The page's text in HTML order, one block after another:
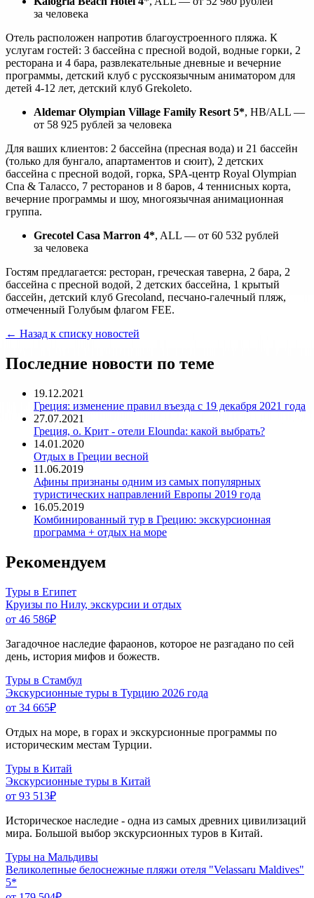
за человека
Отель расположен напротив благоустроенного пляжа. К
услугам гостей: 3 бассейна с пресной водой, водные горки, 2
ресторана и 4 бара, развлекательные дневные и вечерние
программы, детский клуб с русскоязычным аниматором для
детей 4-12 лет, детский клуб Grekoleto.
Aldemar Olympian Village Family Resort 5*, HB/ALL ―
от 58 925 рублей за человека
Для ваших клиентов: 2 бассейна (пресная вода) и 21 бассейн
(только для бунгало, апартаментов и сюит), 2 детских
бассейна c пресной водой, горка, SPA-центр Royal Olympian
Спа & Талассо, 7 ресторанов и 8 баров, 4 теннисных корта,
вечерние программы и шоу, многоязычная анимационная
группа.
Grecotel Casa Marron 4*, ALL ― от 60 532 рублей
за человека
Гостям предлагается: ресторан, греческая таверна, 2 бара, 2
бассейна с пресной водой, 2 детских бассейна, 1 крытый
бассейн, детский клуб Grecoland, песчано-галечный пляж,
отмеченный Голубым флагом FEE.
← Назад к списку новостей
Последние новости по теме
19.12.2021
Греция: изменение правил въезда c 19 декабря 2021 года
27.07.2021
Греция, о. Крит - отели Elounda: какой выбрать?
14.01.2020
Отдых в Греции весной
11.06.2019
Афины признаны одним из самых популярных
туристических направлений Европы 2019 года
16.05.2019
Комбинированный тур в Грецию: экскурсионная
программа + отдых на море
Рекомендуем
Туры в Египет
Круизы по Нилу, экскурсии и отдых
от 46 586₽
Загадочное наследие фараонов, которое не разгадано по сей
день, история мифов и божеств.
Туры в Стамбул
Экскурсионные туры в Турцию 2026 года
от 34 665₽
Отдых на море, в горах и экскурсионные программы по
историческим местам Турции.
Туры в Китай
Экскурсионные туры в Китай
от 93 513₽
Историческое наследие - одна из самых древних цивилизаций
мира. Большой выбор экскурсионных туров в Китай.
Туры на Мальдивы
Великолепные белоснежные пляжи отеля "Velassaru Maldives"
5*